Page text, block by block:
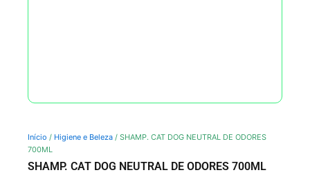
Início / Higiene e Beleza / SHAMP. CAT DOG NEUTRAL DE ODORES
700ML
SHAMP. CAT DOG NEUTRAL DE ODORES 700ML